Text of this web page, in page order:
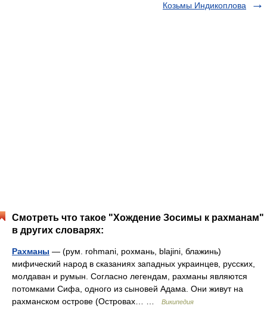
Козьмы Индикоплова
Смотреть что такое "Хождение Зосимы к рахманам"
в других словарях:
Рахманы — (рум. rohmani, рохмань, blajini, блажинь)
мифический народ в сказаниях западных украинцев, русских,
молдаван и румын. Согласно легендам, рахманы являются
потомками Сифа, одного из сыновей Адама. Они живут на
рахманском острове (Островах… …
Википедия